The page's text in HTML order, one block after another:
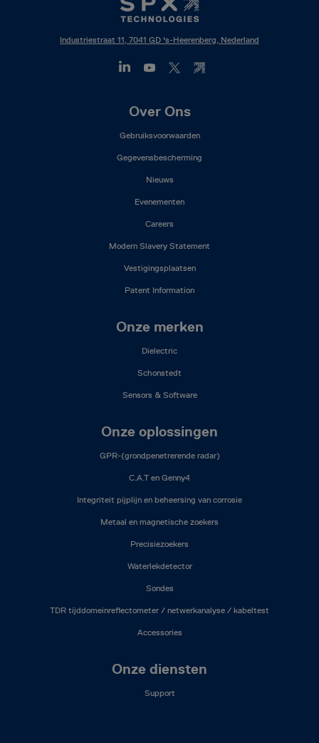
Industriestraat 11, 7041 GD 's-Heerenberg, Nederland
Over Ons
Gebruiksvoorwaarden
Gegevensbescherming
Nieuws
Evenementen
Careers
Modern Slavery Statement
Vestigingsplaatsen
Patent Information
Onze merken
Dielectric
Schonstedt
Sensors & Software
Onze oplossingen
GPR-(grondpenetrerende radar)
C.A.T en Genny4
Integriteit pijplijn en beheersing van corrosie
Metaal en magnetische zoekers
Precisiezoekers
Waterlekdetector
Sondes
TDR tijddomeinreflectometer / netwerkanalyse / kabeltest
Accessories
Onze diensten
Support